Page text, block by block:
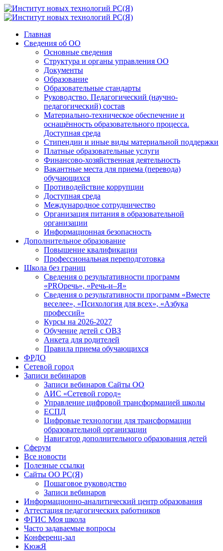
Главная
Сведения об ОО
Основные сведения
Структура и органы управления ОО
Документы
Образование
Образовательные стандарты
Руководство. Педагогический (научно-
педагогический) состав
Материально-техническое обеспечение и
оснащённость образовательного процесса.
Доступная среда
Стипендии и иные виды материальной поддержки
Платные образовательные услуги
Финансово-хозяйственная деятельность
Вакантные места для приема (перевода)
обучающихся
Противодействие коррупции
Доступная среда
Международное сотрудничество
Организация питания в образовательной
организации
Информационная безопасность
Дополнительное образование
Повышение квалификации
Профессиональная переподготовка
Школа без границ
Сведения о результативности программ
«PROречь», «Речь-и–Я»
Сведения о результативности программ «Вместе
веселее», «Психология для всех», «Азбука
профессий»
Курсы на 2026-2027
Обучение детей с ОВЗ
Анкета для родителей
Правила приема обучающихся
ФРДО
Сетевой город
Записи вебинаров
Записи вебинаров Сайты ОО
АИС «Сетевой город»
Управление цифровой трансформацией школы
ЕСПД
Цифровые технологии для трансформации
образовательной организации
Навигатор дополнительного образования детей
Сферум
Все новости
Полезные ссылки
Сайты ОО РС(Я)
Пошаговое руководство
Записи вебинаров
Информационно-аналитический центр образования
Аттестация педагогических работников
ФГИС Моя школа
Часто задаваемые вопросы
Конференц-зал
КюжЯ